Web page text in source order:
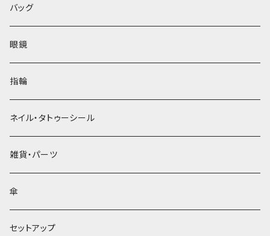
バッグ
眼鏡
指輪
ネイル・タトゥーシール
雑貨・パーツ
傘
セットアップ